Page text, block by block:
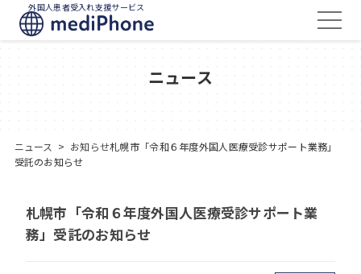
外国人患者受入れ支援サービス
ニュース
ニュース > お知らせ札幌市「令和６年度外国人医療受診サポート業務」
受託のお知らせ
札幌市「令和６年度外国人医療受診サポート業
務」受託のお知らせ